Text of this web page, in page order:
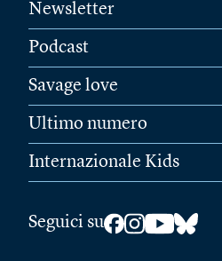
Newsletter
Podcast
Savage love
Ultimo numero
Internazionale Kids
Seguici su